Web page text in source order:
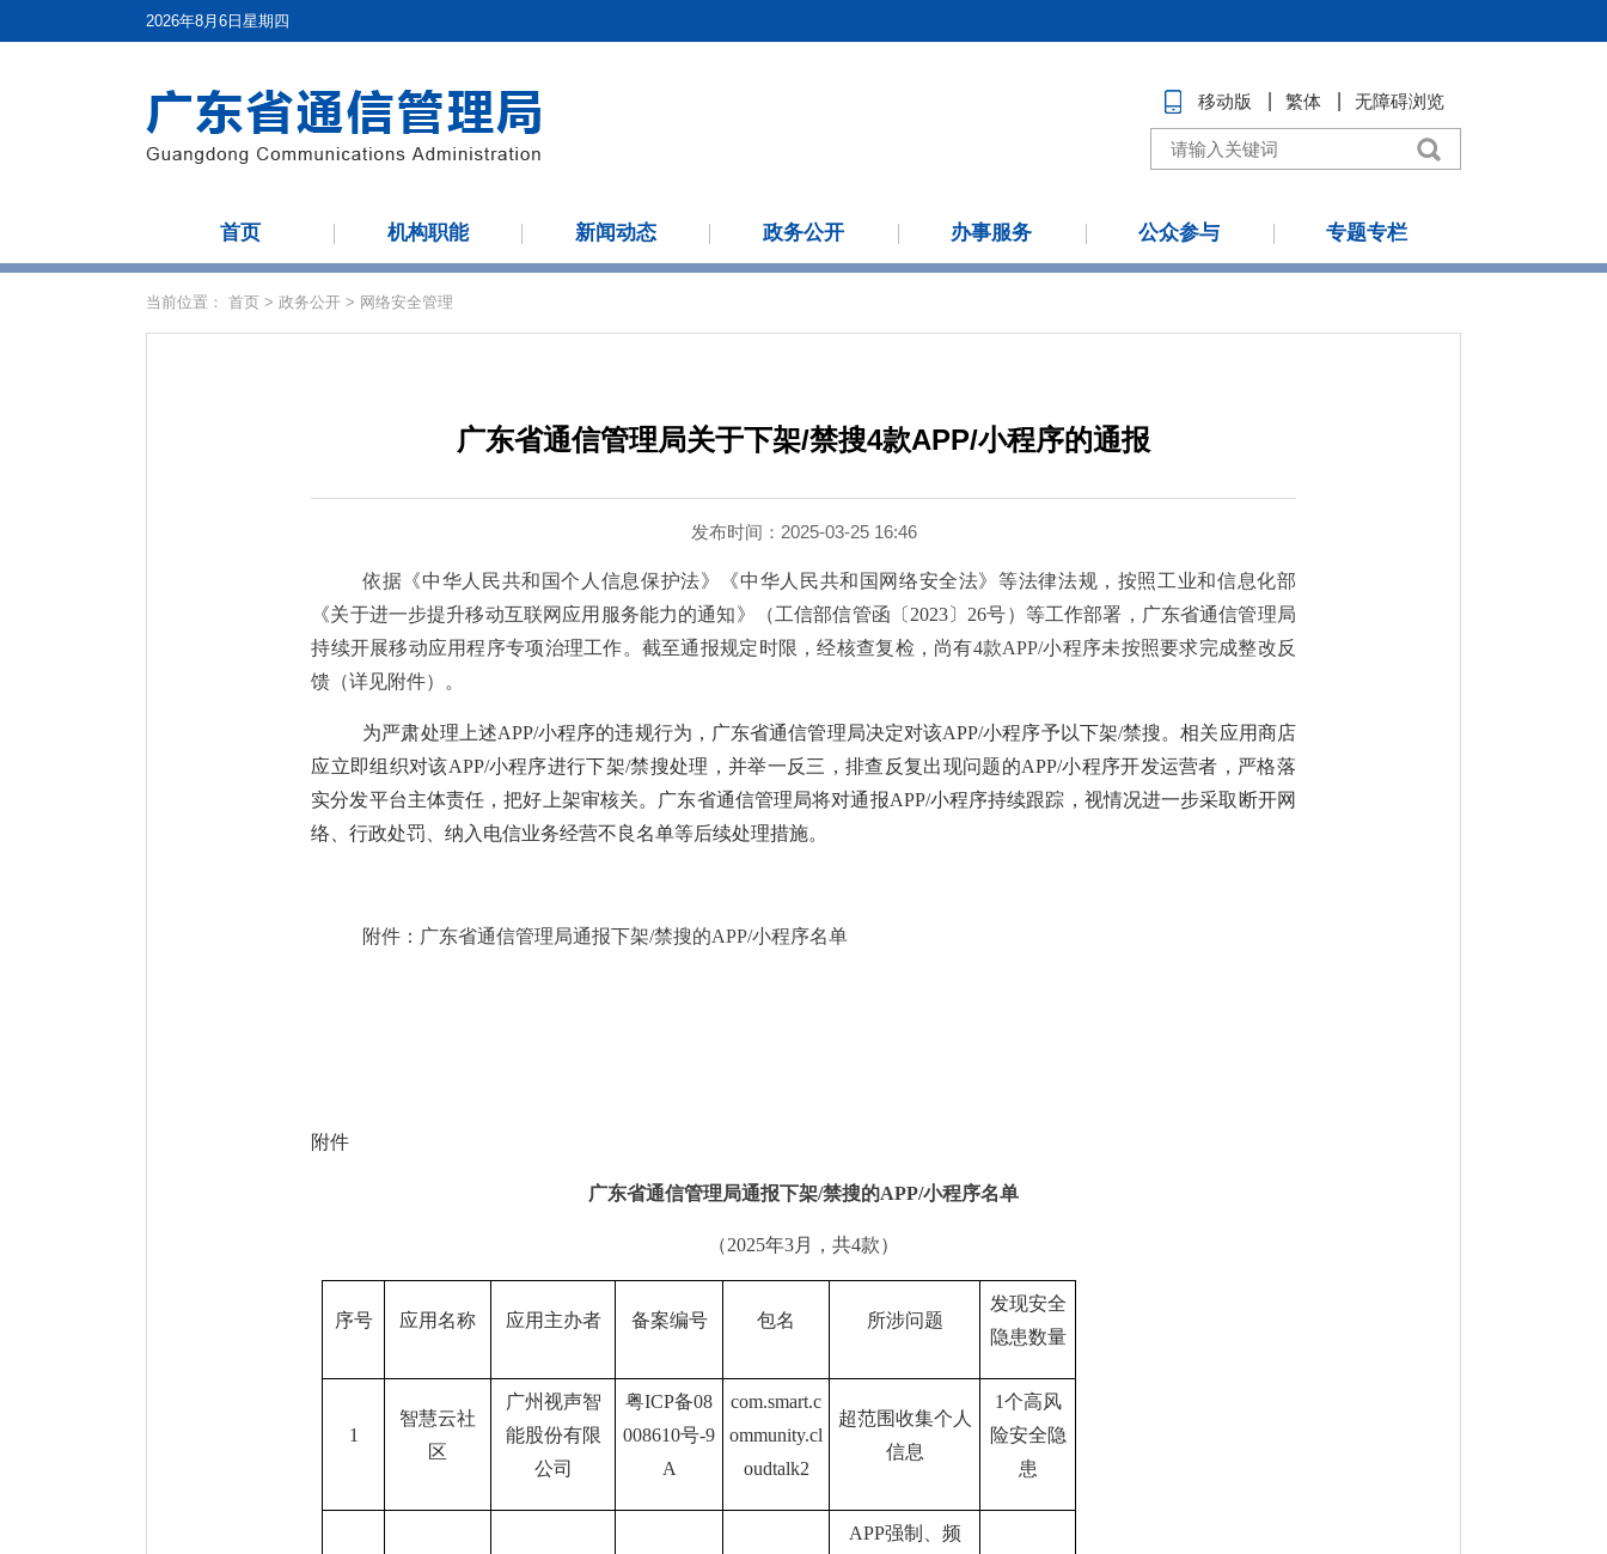
2026年8月6日星期四
移动版 繁体 无障碍浏览
首页 机构职能 新闻动态 政务公开 办事服务 公众参与 专题专栏
当前位置： 首页 > 政务公开 > 网络安全管理
广东省通信管理局关于下架/禁搜4款APP/小程序的通报
发布时间：2025-03-25 16:46
依据《中华人民共和国个人信息保护法》《中华人民共和国 网络安全法》等法律法规，按照工业和信息化部
《关于进一步提升移动互联网应用服务能力的通知》（工信部信管函〔 2023〕 26号） 等工作部署，广东省通信管理局
持续开展移动应用程序专项治理工作。截至通报规定时限，经核查复检，尚有4款APP/小程序未按照要求完成整改反
馈（详见附件）。
为严肃处理上述APP/小程序的违规行为，广东省通信管理局决定对该APP/小程序予以下架/禁搜 。相关应用商店
应立即组织对该APP/小程序进行下架/禁搜处理，并举一反三，排查反复出现问题的APP/小程序开发运营者，严格落
实分发平台主体责任，把好上架审核关。
广东省通信管理局将对通报APP/小程序持续跟踪，视情况进一步采取断开网
络、行政处罚、纳入电信业务经营不良名单等后续处理措施。
附件：广东省通信管理局通报下架/禁搜的APP/小程序名单
附件
广东省通信管理局通报下架/禁搜的APP/小程序名单
（2025年3月，共4款）
序号 应用名称 应用主办者 备案编号 包名 所涉问题
发现安全
隐患数量
1
智慧云社
区
广州视声智
能股份有限
公司
粤ICP备08
008610号-9
A
com.smart.c
ommunity.cl
oudtalk2
超范围收集个人
信息
1个高风
险安全隐
患
APP强制、频